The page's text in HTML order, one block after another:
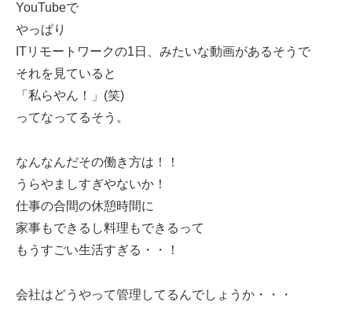
YouTubeで
やっぱり
ITリモートワークの1日、みたいな動画があるそうで
それを見ていると
「私らやん！」(笑)
ってなってるそう。
なんなんだその働き方は！！
うらやましすぎやないか！
仕事の合間の休憩時間に
家事もできるし料理もできるって
もうすごい生活すぎる・・！
会社はどうやって管理してるんでしょうか・・・